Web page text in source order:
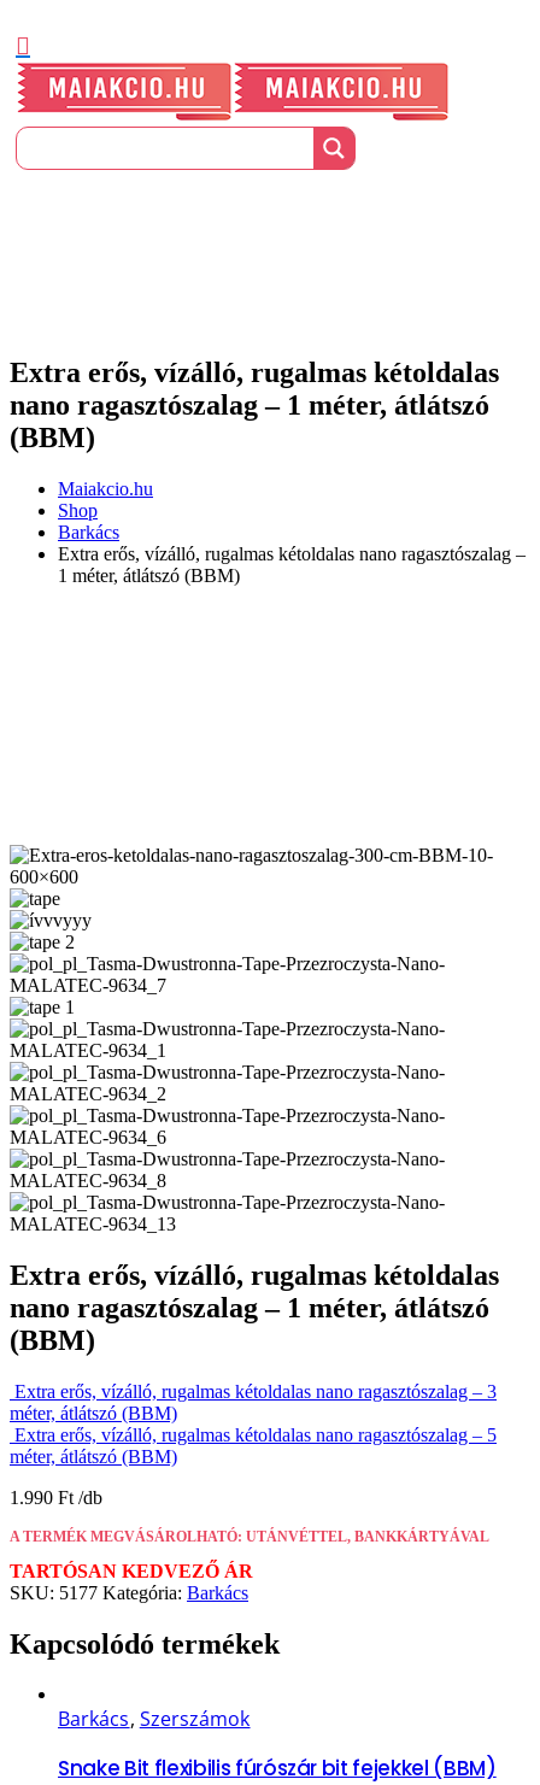
Extra erős, vízálló, rugalmas kétoldalas
nano ragasztószalag – 1 méter, átlátszó
(BBM)
Maiakcio.hu
Shop
Barkács
Extra erős, vízálló, rugalmas kétoldalas nano ragasztószalag –
1 méter, átlátszó (BBM)
Extra erős, vízálló, rugalmas kétoldalas
nano ragasztószalag – 1 méter, átlátszó
(BBM)
Extra erős, vízálló, rugalmas kétoldalas nano ragasztószalag – 3
méter, átlátszó (BBM)
Extra erős, vízálló, rugalmas kétoldalas nano ragasztószalag – 5
méter, átlátszó (BBM)
1.990 Ft
A TERMÉK MEGVÁSÁROLHATÓ: UTÁNVÉTTEL, BANKKÁRTYÁVAL
TARTÓSAN KEDVEZŐ ÁR
SKU: 5177 Kategória: Barkács
Kapcsolódó termékek
Barkács, Szerszámok
Snake Bit flexibilis fúrószár bit fejekkel (BBM)